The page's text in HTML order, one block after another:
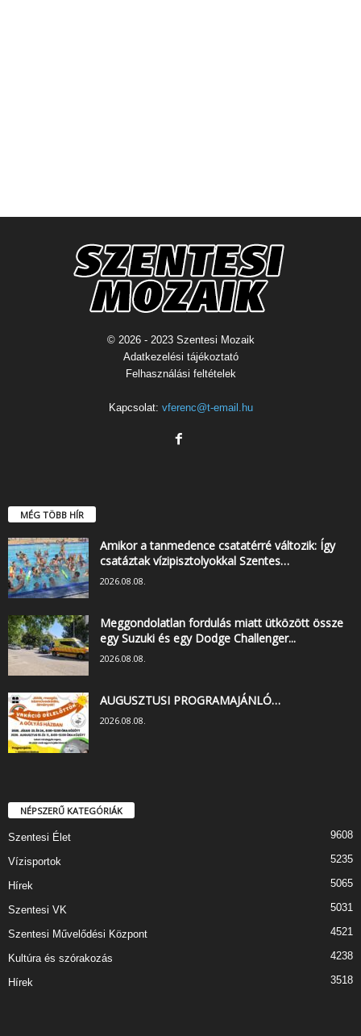
© 2026 - 2023 Szentesi Mozaik
Adatkezelési tájékoztató
Felhasználási feltételek
Kapcsolat: vferenc@t-email.hu
MÉG TÖBB HÍR
Amikor a tanmedence csatatérré változik: Így
csatáztak vízipisztolyokkal Szentes…
2026.08.08.
Meggondolatlan fordulás miatt ütközött össze
egy Suzuki és egy Dodge Challenger...
2026.08.08.
AUGUSZTUSI PROGRAMAJÁNLÓ…
2026.08.08.
NÉPSZERŰ KATEGÓRIÁK
Szentesi Élet 9608
Vízisportok 5235
Hírek 5065
Szentesi VK 5031
Szentesi Művelődési Központ 4521
Kultúra és szórakozás 4238
Hírek 3518